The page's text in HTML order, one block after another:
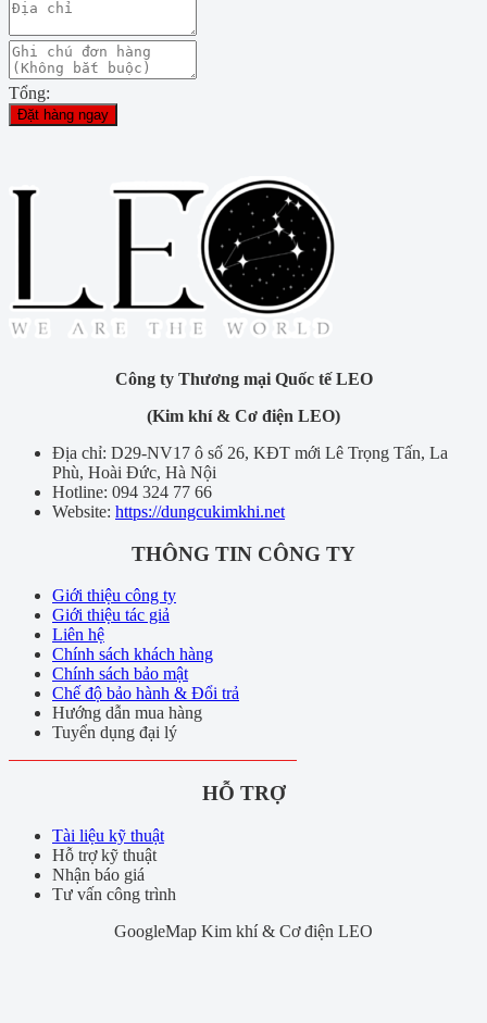
Tổng:
Đặt hàng ngay
Công ty Thương mại Quốc tế LEO
(Kim khí & Cơ điện LEO)
Địa chỉ: D29-NV17 ô số 26, KĐT mới Lê Trọng Tấn, La
Phù, Hoài Đức, Hà Nội
Hotline: 094 324 77 66
Website: https://dungcukimkhi.net
THÔNG TIN CÔNG TY
Giới thiệu công ty
Giới thiệu tác giả
Liên hệ
Chính sách khách hàng
Chính sách bảo mật
Chế độ bảo hành & Đổi trả
Hướng dẫn mua hàng
Tuyển dụng đại lý
HỖ TRỢ
Tài liệu kỹ thuật
Hỗ trợ kỹ thuật
Nhận báo giá
Tư vấn công trình
GoogleMap Kim khí & Cơ điện LEO